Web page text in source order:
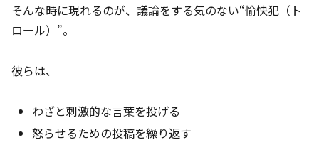
そんな時に現れるのが、議論をする気のない“愉快犯（ト
ロール）”。
彼らは、
わざと刺激的な言葉を投げる
怒らせるための投稿を繰り返す